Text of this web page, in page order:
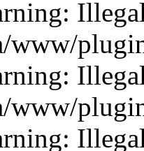
www/
www/